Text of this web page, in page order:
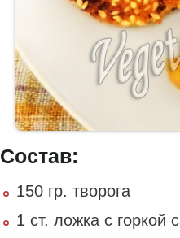
Состав:
150 гр. творога
1 ст. ложка с горкой